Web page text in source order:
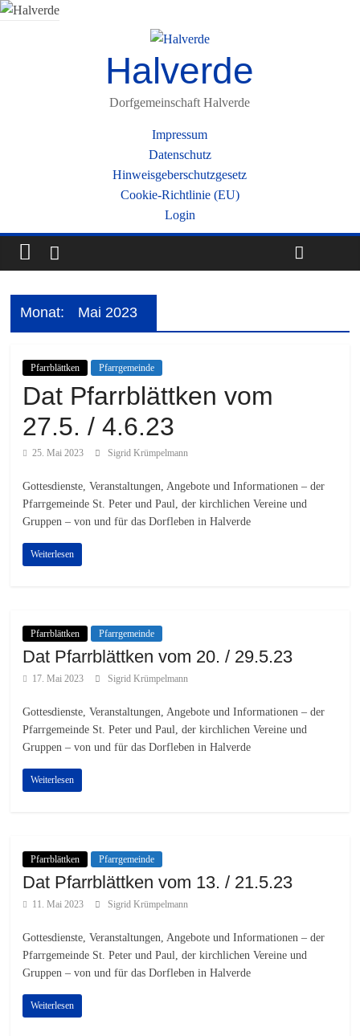
Halverde
Dorfgemeinschaft Halverde
Impressum
Datenschutz
Hinweisgeberschutzgesetz
Cookie-Richtlinie (EU)
Login
Monat: Mai 2023
Pfarrblättken Pfarrgemeinde
Dat Pfarrblättken vom
27.5. / 4.6.23
25. Mai 2023 Sigrid Krümpelmann
Gottesdienste, Veranstaltungen, Angebote und Informationen – der
Pfarrgemeinde St. Peter und Paul, der kirchlichen Vereine und
Gruppen – von und für das Dorfleben in Halverde
Weiterlesen
Pfarrblättken Pfarrgemeinde
Dat Pfarrblättken vom 20. / 29.5.23
17. Mai 2023 Sigrid Krümpelmann
Gottesdienste, Veranstaltungen, Angebote und Informationen – der
Pfarrgemeinde St. Peter und Paul, der kirchlichen Vereine und
Gruppen – von und für das Dorfleben in Halverde
Weiterlesen
Pfarrblättken Pfarrgemeinde
Dat Pfarrblättken vom 13. / 21.5.23
11. Mai 2023 Sigrid Krümpelmann
Gottesdienste, Veranstaltungen, Angebote und Informationen – der
Pfarrgemeinde St. Peter und Paul, der kirchlichen Vereine und
Gruppen – von und für das Dorfleben in Halverde
Weiterlesen